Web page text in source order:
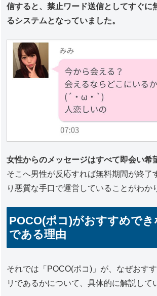
信すると、禁止ワード送信としてすぐに
るシステムとなっていました。
女性からのメッセージはすべて即会い希
そこへ男性が反応すれば無料期間が終了
り悪質な手口で運営していることがわか
POCO(ポコ)がおすすめでき
である理由
それでは「POCO(ポコ)」が、なぜおす
リであるかについて、具体的に解説して